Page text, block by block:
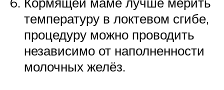
температуру в локтевом сгибе,
процедуру можно проводить
независимо от наполненности
молочных желёз.